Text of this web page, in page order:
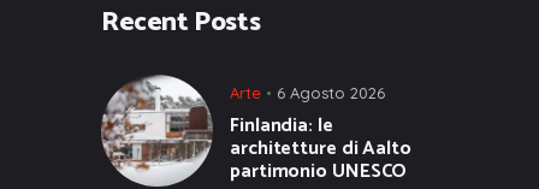
Recent Posts
Arte 6 Agosto 2026
Finlandia: le
architetture di Aalto
partimonio UNESCO